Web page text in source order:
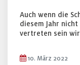
Auch wenn die
diesem Jahr
vertreten sein
10. März 2022